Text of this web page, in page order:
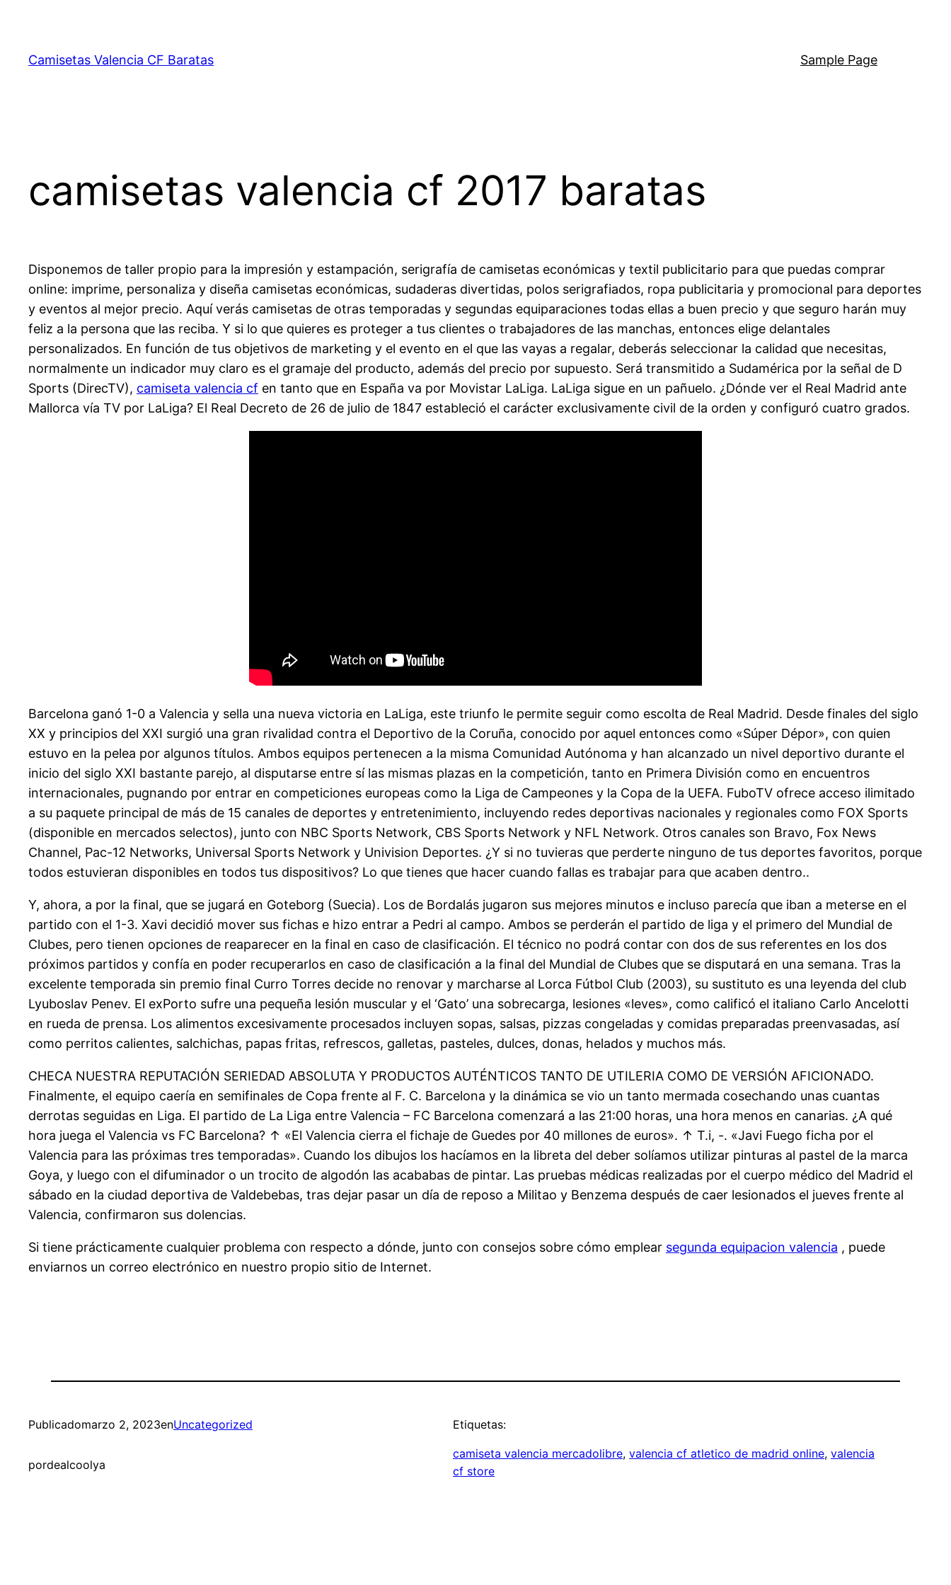
contenido
Camisetas Valencia CF Baratas Sample Page
camisetas valencia cf 2017 baratas
Disponemos de taller propio para la impresión y estampación, serigrafía de camisetas económicas y textil publicitario para que puedas comprar
online: imprime, personaliza y diseña camisetas económicas, sudaderas divertidas, polos serigrafiados, ropa publicitaria y promocional para deportes
y eventos al mejor precio. Aquí verás camisetas de otras temporadas y segundas equiparaciones todas ellas a buen precio y que seguro harán muy
feliz a la persona que las reciba. Y si lo que quieres es proteger a tus clientes o trabajadores de las manchas, entonces elige delantales
personalizados. En función de tus objetivos de marketing y el evento en el que las vayas a regalar, deberás seleccionar la calidad que necesitas,
normalmente un indicador muy claro es el gramaje del producto, además del precio por supuesto. Será transmitido a Sudamérica por la señal de D
Sports (DirecTV), camiseta valencia cf en tanto que en España va por Movistar LaLiga. LaLiga sigue en un pañuelo. ¿Dónde ver el Real Madrid ante
Mallorca vía TV por LaLiga? El Real Decreto de 26 de julio de 1847 estableció el carácter exclusivamente civil de la orden y configuró cuatro grados.
Barcelona ganó 1-0 a Valencia y sella una nueva victoria en LaLiga, este triunfo le permite seguir como escolta de Real Madrid. Desde finales del siglo
XX y principios del XXI surgió una gran rivalidad contra el Deportivo de la Coruña, conocido por aquel entonces como «Súper Dépor», con quien
estuvo en la pelea por algunos títulos. Ambos equipos pertenecen a la misma Comunidad Autónoma y han alcanzado un nivel deportivo durante el
inicio del siglo XXI bastante parejo, al disputarse entre sí las mismas plazas en la competición, tanto en Primera División como en encuentros
internacionales, pugnando por entrar en competiciones europeas como la Liga de Campeones y la Copa de la UEFA. FuboTV ofrece acceso ilimitado
a su paquete principal de más de 15 canales de deportes y entretenimiento, incluyendo redes deportivas nacionales y regionales como FOX Sports
(disponible en mercados selectos), junto con NBC Sports Network, CBS Sports Network y NFL Network. Otros canales son Bravo, Fox News
Channel, Pac-12 Networks, Universal Sports Network y Univision Deportes. ¿Y si no tuvieras que perderte ninguno de tus deportes favoritos, porque
todos estuvieran disponibles en todos tus dispositivos? Lo que tienes que hacer cuando fallas es trabajar para que acaben dentro..
Y, ahora, a por la final, que se jugará en Goteborg (Suecia). Los de Bordalás jugaron sus mejores minutos e incluso parecía que iban a meterse en el
partido con el 1-3. Xavi decidió mover sus fichas e hizo entrar a Pedri al campo. Ambos se perderán el partido de liga y el primero del Mundial de
Clubes, pero tienen opciones de reaparecer en la final en caso de clasificación. El técnico no podrá contar con dos de sus referentes en los dos
próximos partidos y confía en poder recuperarlos en caso de clasificación a la final del Mundial de Clubes que se disputará en una semana. Tras la
excelente temporada sin premio final Curro Torres decide no renovar y marcharse al Lorca Fútbol Club (2003), su sustituto es una leyenda del club
Lyuboslav Penev. El exPorto sufre una pequeña lesión muscular y el ‘Gato’ una sobrecarga, lesiones «leves», como calificó el italiano Carlo Ancelotti
en rueda de prensa. Los alimentos excesivamente procesados incluyen sopas, salsas, pizzas congeladas y comidas preparadas preenvasadas, así
como perritos calientes, salchichas, papas fritas, refrescos, galletas, pasteles, dulces, donas, helados y muchos más.
CHECA NUESTRA REPUTACIÓN SERIEDAD ABSOLUTA Y PRODUCTOS AUTÉNTICOS TANTO DE UTILERIA COMO DE VERSIÓN AFICIONADO.
Finalmente, el equipo caería en semifinales de Copa frente al F. C. Barcelona y la dinámica se vio un tanto mermada cosechando unas cuantas
derrotas seguidas en Liga. El partido de La Liga entre Valencia – FC Barcelona comenzará a las 21:00 horas, una hora menos en canarias. ¿A qué
hora juega el Valencia vs FC Barcelona? ↑ «El Valencia cierra el fichaje de Guedes por 40 millones de euros». ↑ T.i, -. «Javi Fuego ficha por el
Valencia para las próximas tres temporadas». Cuando los dibujos los hacíamos en la libreta del deber solíamos utilizar pinturas al pastel de la marca
Goya, y luego con el difuminador o un trocito de algodón las acababas de pintar. Las pruebas médicas realizadas por el cuerpo médico del Madrid el
sábado en la ciudad deportiva de Valdebebas, tras dejar pasar un día de reposo a Militao y Benzema después de caer lesionados el jueves frente al
Valencia, confirmaron sus dolencias.
Si tiene prácticamente cualquier problema con respecto a dónde, junto con consejos sobre cómo emplear segunda equipacion valencia , puede
enviarnos un correo electrónico en nuestro propio sitio de Internet.
Publicadomarzo 2, 2023enUncategorized
pordealcoolya
Etiquetas:
camiseta valencia mercadolibre, valencia cf atletico de madrid online, valencia
cf store